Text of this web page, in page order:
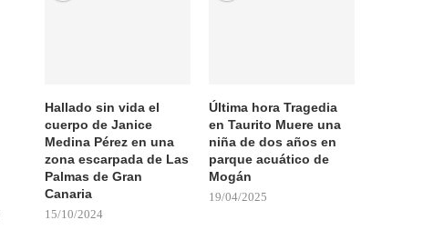
Hallado sin vida el
cuerpo de Janice
Medina Pérez en una
zona escarpada de Las
Palmas de Gran
Canaria
15/10/2024
Última hora Tragedia
en Taurito Muere una
niña de dos años en
parque acuático de
Mogán
19/04/2025